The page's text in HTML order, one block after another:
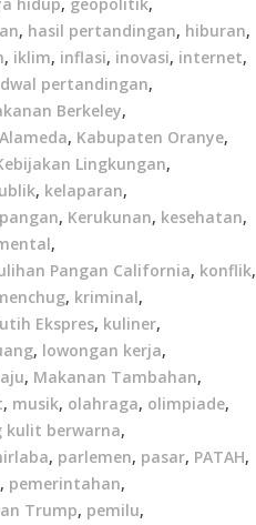
, hasil pertandingan, hiburan,
, iklim, inflasi, inovasi, internet,
pertandingan,
Berkeley,
, Kabupaten Oranye,
Lingkungan,
, kelaparan,
, Kerukunan, kesehatan,
,
Pangan California, konflik,
, kriminal,
Ekspres, kuliner,
, lowongan kerja,
, Makanan Tambahan,
, musik, olahraga, olimpiade,
kulit berwarna,
, parlemen, pasar, PATAH,
, pemerintahan,
Trump, pemilu,